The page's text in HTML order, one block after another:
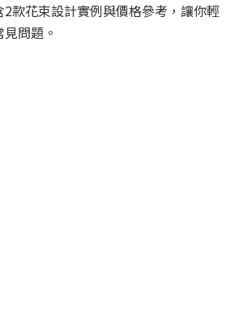
款花束設計實例與價格參考，讓你輕
問題。